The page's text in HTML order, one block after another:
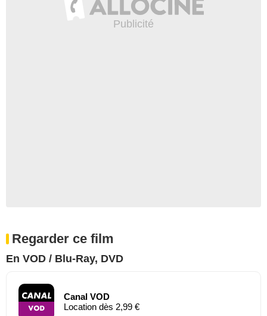
Regarder ce film
En VOD / Blu-Ray, DVD
Canal VOD
Location dès 2,99 €